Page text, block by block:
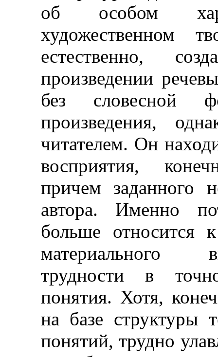
об особом
художественном
естественно,
произведении
без словесной
произведения,
читателем. Он
восприятия,
причем заданного
автора. Именно
больше относится
материального
трудности в
понятия. Хотя,
на базе структуры
понятий, трудно